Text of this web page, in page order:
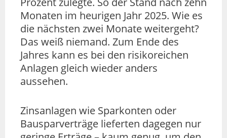
Monaten im heurigen Jahr 2025. Wie es
die nächsten zwei Monate weitergeht?
Das weiß niemand. Zum Ende des
Jahres kann es bei den risikoreichen
Anlagen gleich wieder anders
aussehen.
Zinsanlagen wie Sparkonten oder
Bausparverträge lieferten dagegen nur